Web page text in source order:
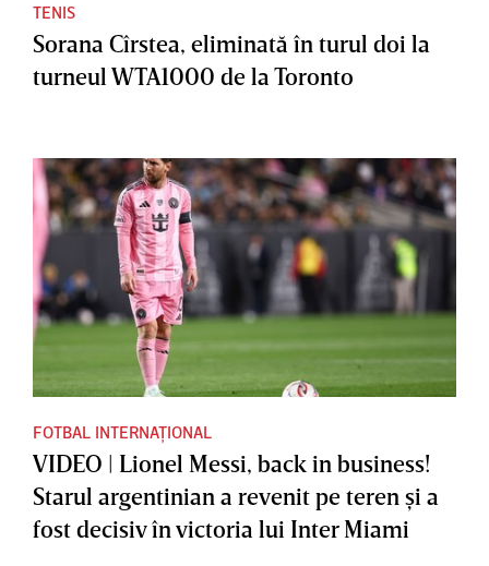
TENIS
Sorana Cîrstea, eliminată în turul doi la
turneul WTA1000 de la Toronto
FOTBAL INTERNAȚIONAL
VIDEO | Lionel Messi, back in business!
Starul argentinian a revenit pe teren şi a
fost decisiv în victoria lui Inter Miami